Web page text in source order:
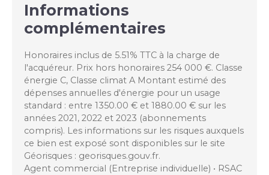
Informations
complémentaires
Honoraires inclus de 5.51% TTC à la charge de
l'acquéreur. Prix hors honoraires 254 000 €. Classe
énergie C, Classe climat A Montant estimé des
dépenses annuelles d'énergie pour un usage
standard : entre 1350.00 € et 1880.00 € sur les
années 2021, 2022 et 2023 (abonnements
compris). Les informations sur les risques auxquels
ce bien est exposé sont disponibles sur le site
Géorisques : georisques.gouv.fr.
Agent commercial (Entreprise individuelle) • RSAC